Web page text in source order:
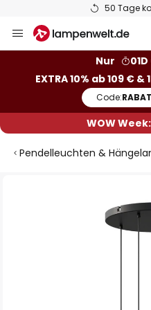
50 Tage
Inhalt
Nur
EXTRA 10% ab 109 € &
Code:
WOW Week:
Pendelleuchten &